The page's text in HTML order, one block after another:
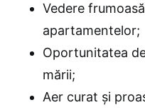
Vedere
apartamentelor;
Oportunitatea
mării;
Aer curat și